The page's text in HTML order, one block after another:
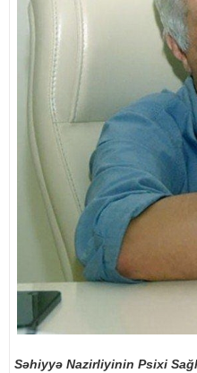
Səhiyyə Nazirliyinin Psixi